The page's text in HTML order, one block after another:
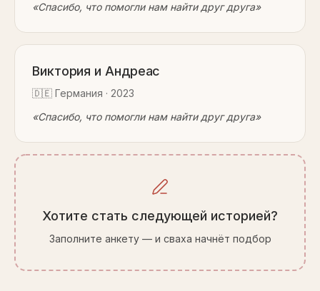
«Спасибо, что помогли нам найти друг друга»
Виктория и Андреас
🇩🇪 Германия · 2023
«Спасибо, что помогли нам найти друг друга»
Хотите стать следующей историей?
Заполните анкету — и сваха начнёт подбор